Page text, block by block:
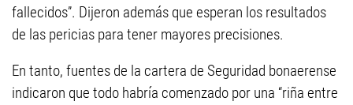
fallecidos”. Dijeron además que esperan los resultados
de las pericias para tener mayores precisiones.
En tanto, fuentes de la cartera de Seguridad bonaerense
indicaron que todo habría comenzado por una “riña entre